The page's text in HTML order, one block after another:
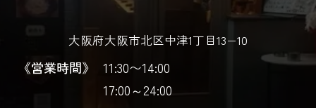
大阪府大阪市北区中津1丁目13−10
《営業時間》
11:30〜14:00
17:00～24:00